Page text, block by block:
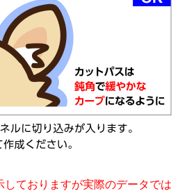
ておりますが実際のデータでは